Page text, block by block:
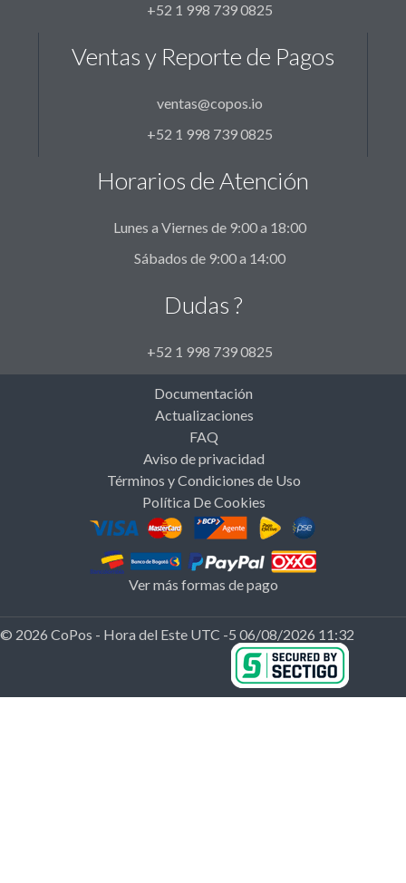
+52 1 998 739 0825
Ventas y Reporte de Pagos
ventas@copos.io
+52 1 998 739 0825
Horarios de Atención
Lunes a Viernes de 9:00 a 18:00
Sábados de 9:00 a 14:00
Dudas ?
+52 1 998 739 0825
Documentación
Actualizaciones
FAQ
Aviso de privacidad
Términos y Condiciones de Uso
Política De Cookies
Ver más formas de pago
© 2026 CoPos - Hora del Este UTC -5 06/08/2026 11:32